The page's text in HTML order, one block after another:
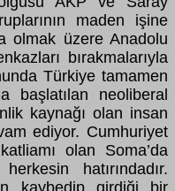
maden işine
olmak üzere Anadolu
bırakmalarıyla
Türkiye tamamen
başlatılan neoliberal
kaynağı olan insan
ediyor. Cumhuriyet
olan Soma’da
hatırındadır.